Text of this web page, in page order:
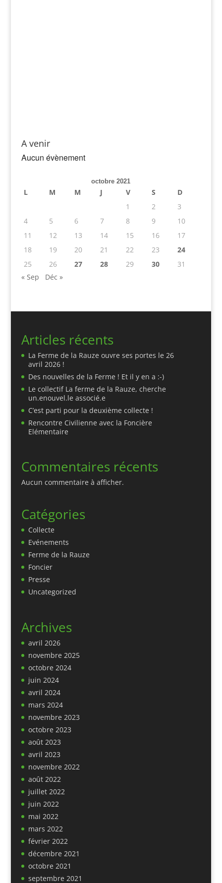
A venir
Aucun évènement
octobre 2021
L M M J V S
D
1
2
3
4
5 6 7 8 9
10
11
12 13 14 15 16
17
18
19 20 21 22 23
24
25
26 27 28 29 30
31
« Sep
Déc »
Articles récents
La Ferme de la Rauze ouvre ses portes le 26
avril 2026 !
Des nouvelles de la Ferme ! Et il y en a :-)
Le collectif La ferme de la Rauze, cherche
un.enouvel.le associé.e
C’est parti pour la deuxième collecte !
Rencontre Civilienne avec la Foncière
Elémentaire
Commentaires récents
Aucun commentaire à afficher.
Catégories
Collecte
Evénements
Ferme de la Rauze
Foncier
Presse
Uncategorized
Archives
avril 2026
novembre 2025
octobre 2024
juin 2024
avril 2024
mars 2024
novembre 2023
octobre 2023
août 2023
avril 2023
novembre 2022
août 2022
juillet 2022
juin 2022
mai 2022
mars 2022
février 2022
décembre 2021
octobre 2021
septembre 2021